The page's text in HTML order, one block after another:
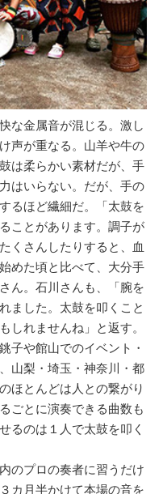
な金属音が混じる。激し
声が重なる。山羊や牛の
は柔らかい素材だが、手
はいらない。だが、手の
るほど繊細だ。「太鼓を
ことがあります。調子が
くさんしたりすると、血
めた頃と比べて、大分手
ん。石川さんも、「腕を
ました。太鼓を叩くこと
しれませんね」と返す。
子や館山でのイベント・
山梨・埼玉・神奈川・都
ほとんどは人との繋がり
ごとに演奏できる曲数も
るのは１人で太鼓を叩く
のプロの奏者に習うだけ
カ月半かけて本場の音を